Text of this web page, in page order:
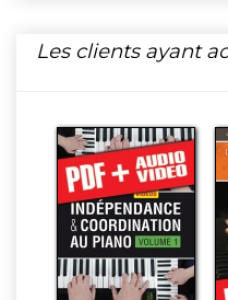
Les clients ayant